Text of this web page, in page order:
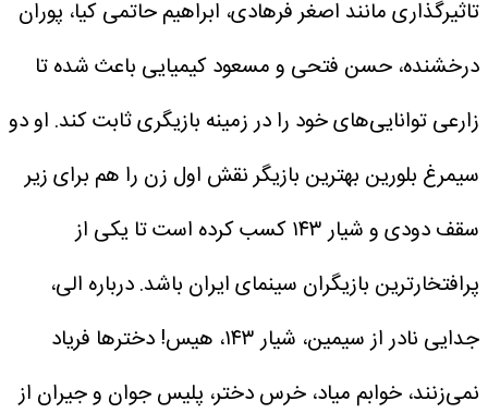
تاثیرگذاری مانند اصغر فرهادی، ابراهیم حاتمی کیا، پوران
درخشنده، حسن فتحی و مسعود کیمیایی باعث شده تا
زارعی توانایی‌های خود را در زمینه بازیگری ثابت کند. او دو
سیمرغ بلورین بهترین بازیگر نقش اول زن را هم برای زیر
سقف دودی و شیار ۱۴۳ کسب کرده است تا یکی از
پرافتخارترین بازیگران سینمای ایران باشد. درباره الی،
جدایی نادر از سیمین، شیار ۱۴۳، هیس! دختر‌ها فریاد
نمی‌زنند، خوابم میاد، خرس دختر، پلیس جوان و جیران از